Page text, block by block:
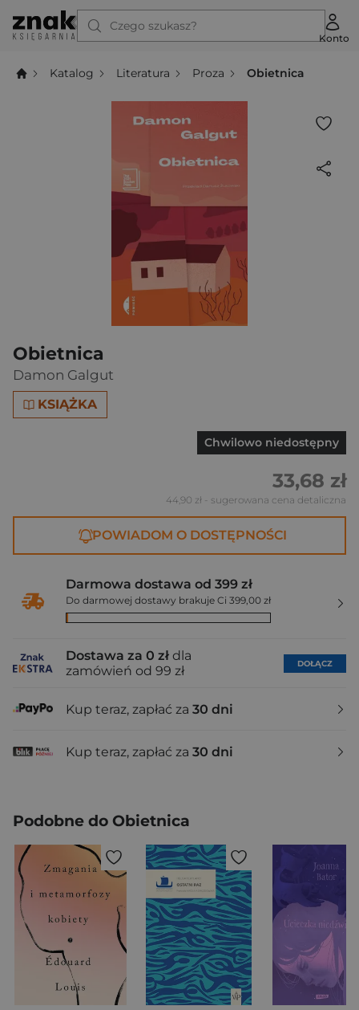
Czego szukasz?
Konto
Katalog Literatura Proza Obietnica
Obietnica
Damon Galgut
KSIĄŻKA
Chwilowo niedostępny
33,68 zł
44,90 zł - sugerowana cena detaliczna
POWIADOM O DOSTĘPNOŚCI
Darmowa dostawa od 399 zł
Do darmowej dostawy brakuje Ci 399,00 zł
Dostawa za 0 zł dla
zamówień od 99 zł
DOŁĄCZ
Kup teraz, zapłać za 30 dni
Kup teraz, zapłać za 30 dni
Podobne do Obietnica